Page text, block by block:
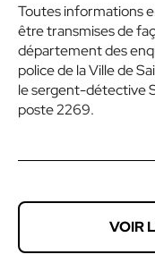
Toutes informations
être transmises de
département des
police de la Ville de
le sergent-détective
poste 2269.
VOIR